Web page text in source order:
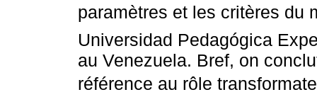
paramètres et les critères du
Universidad Pedagógica
au Venezuela. Bref, on
référence au rôle